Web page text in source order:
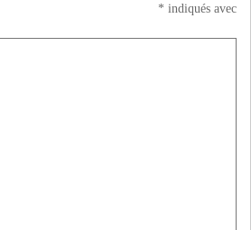
indiqués avec
*